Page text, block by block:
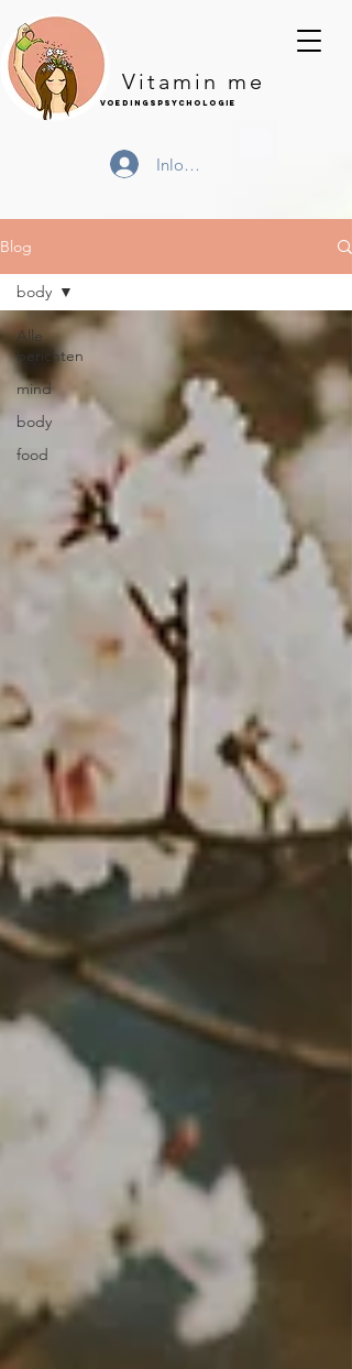
Vitamin me
Voedingspsychologie
Inloggen
Blog
Alle
berichten
mind
body
food
body